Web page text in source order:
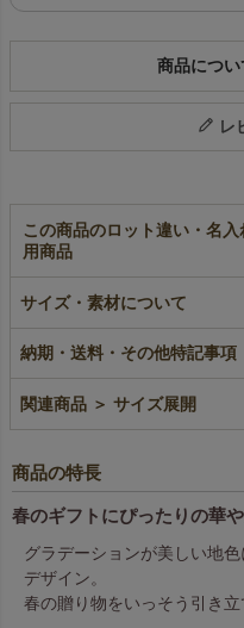
商品につ
レ
この商品のロット違い・名
用商品
着 紅葉柄｜不織布ラ
ッピング袋｜20枚入～
即納品
FP
グ
サイズ・素材について
納期・送料・その他特記事項
関連商品 ＞ サイズ展開
商品の特長
春のギフトにぴったりの華
グラデーションが美しい地
デザイン。
春の贈り物をいっそう引き